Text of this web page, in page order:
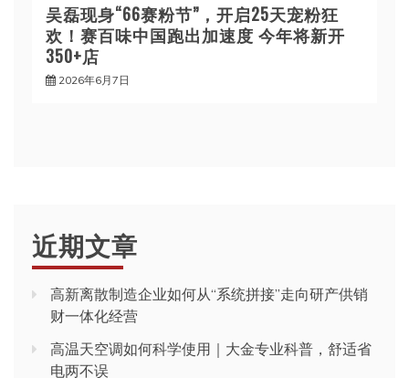
吴磊现身“66赛粉节”，开启25天宠粉狂
欢！赛百味中国跑出加速度 今年将新开
350+店
2026年6月7日
近期文章
高新离散制造企业如何从“系统拼接”走向研产供销
财一体化经营
高温天空调如何科学使用｜大金专业科普，舒适省
电两不误